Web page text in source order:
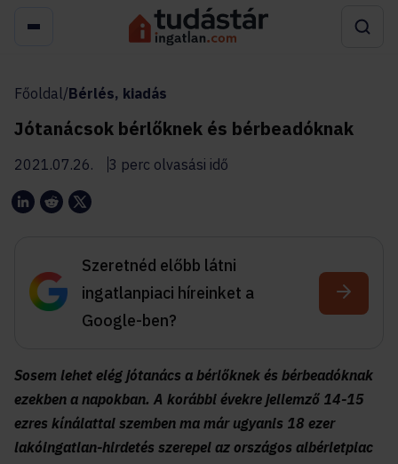
Főoldal/Bérlés, kiadás
Jótanácsok bérlőknek és bérbeadóknak
2021.07.26. 3 perc olvasási idő
Szeretnéd előbb látni
ingatlanpiaci híreinket a
Google-ben?
Sosem lehet elég jótanács a bérlőknek és bérbeadóknak
ezekben a napokban. A korábbi évekre jellemző 14-15
ezres kínálattal szemben ma már ugyanis 18 ezer
lakóingatlan-hirdetés szerepel az országos albérletpiac